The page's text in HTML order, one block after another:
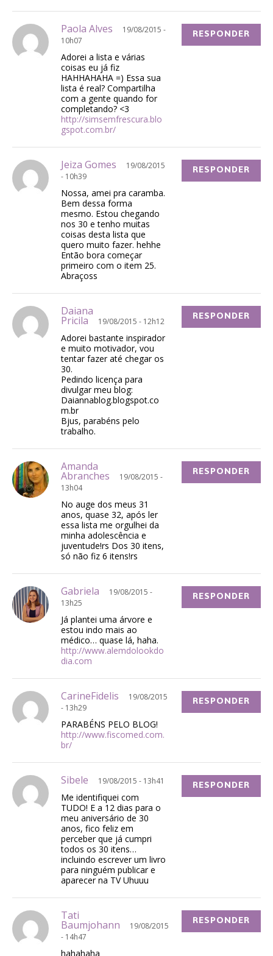
Paola Alves
19/08/2015 -
10h07
Adorei a lista e várias
coisas eu já fiz
HAHHAHAHA =) Essa sua
lista é real? Compartilha
com a gente quando for
completando? <3
http://simsemfrescura.blo
gspot.com.br/
RESPONDER
Jeiza Gomes
19/08/2015
- 10h39
Nossa, amei pra caramba.
Bem dessa forma
mesmo. Estou chegando
nos 30 e tenho muitas
coisas desta lista que
quero muito fazer. hehhe
Então bora começar
primeiro com o item 25.
Abraçoss
RESPONDER
Daiana
Pricila 19/08/2015 - 12h12
Adorei bastante inspirador
e muito motivador, vou
tentar fazer até chegar os
30.
Pedindo licença para
divulgar meu blog:
Daiannablog.blogspot.co
m.br
Bjus, parabéns pelo
trabalho.
RESPONDER
Amanda
Abranches
19/08/2015 -
13h04
No auge dos meus 31
anos, quase 32, após ler
essa lista me orgulhei da
minha adolescência e
juventude!rs Dos 30 itens,
só não fiz 6 itens!rs
RESPONDER
Gabriela
19/08/2015 -
13h25
Já plantei uma árvore e
estou indo mais ao
médico… quase lá, haha.
http://www.alemdolookdo
dia.com
RESPONDER
CarineFidelis
19/08/2015
- 13h29
PARABÉNS PELO BLOG!
http://www.fiscomed.com.
br/
RESPONDER
Sibele 19/08/2015 - 13h41
Me identifiquei com
TUDO! E a 12 dias para o
meu aniversário de 30
anos, fico feliz em
perceber que já cumpri
todos os 30 itens…
incluindo escrever um livro
para ninguém publicar e
aparecer na TV Uhuuu
RESPONDER
Tati
Baumjohann
19/08/2015
- 14h47
hahahaha
RESPONDER